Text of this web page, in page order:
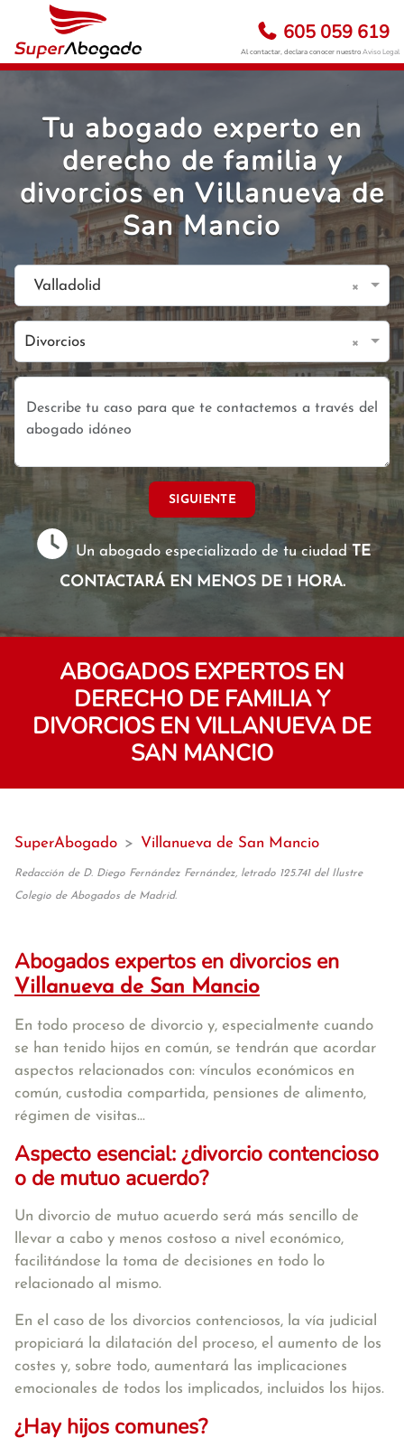
605 059 619
Al contactar, declara conocer nuestroAviso Legal
Tu abogado experto en
derecho de familia y
divorcios en Villanueva de
San Mancio
Valladolid ×
Divorcios ×
SIGUIENTE
Un abogado especializado de tu ciudadTE
CONTACTARÁ EN MENOS DE 1 HORA.
ABOGADOS EXPERTOS EN
DERECHO DE FAMILIA Y
DIVORCIOS EN VILLANUEVA DE
SAN MANCIO
SuperAbogado > Villanueva de San Mancio
Redacción de D. Diego Fernández Fernández, letrado 125.741 del Ilustre
Colegio de Abogados de Madrid.
Abogados expertos en divorcios en
Villanueva de San Mancio
En todo proceso de divorcio y, especialmente cuando
se han tenido hijos en común, se tendrán que acordar
aspectos relacionados con: vínculos económicos en
común, custodia compartida, pensiones de alimento,
régimen de visitas...
Aspecto esencial: ¿divorcio contencioso
o de mutuo acuerdo?
Un divorcio de mutuo acuerdo será más sencillo de
llevar a cabo y menos costoso a nivel económico,
facilitándose la toma de decisiones en todo lo
relacionado al mismo.
En el caso de los divorcios contenciosos, la vía judicial
propiciará la dilatación del proceso, el aumento de los
costes y, sobre todo, aumentará las implicaciones
emocionales de todos los implicados, incluidos los hijos.
¿Hay hijos comunes?